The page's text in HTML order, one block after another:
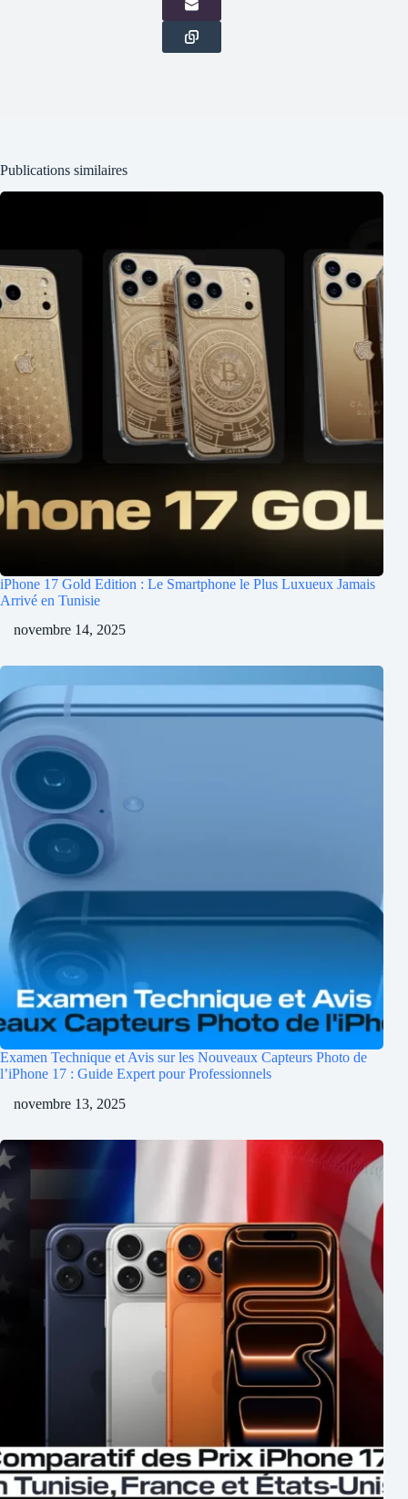
Publications similaires
iPhone 17 Gold Edition : Le Smartphone le Plus Luxueux Jamais
Arrivé en Tunisie
novembre 14, 2025
Examen Technique et Avis sur les Nouveaux Capteurs Photo de
l’iPhone 17 : Guide Expert pour Professionnels
novembre 13, 2025